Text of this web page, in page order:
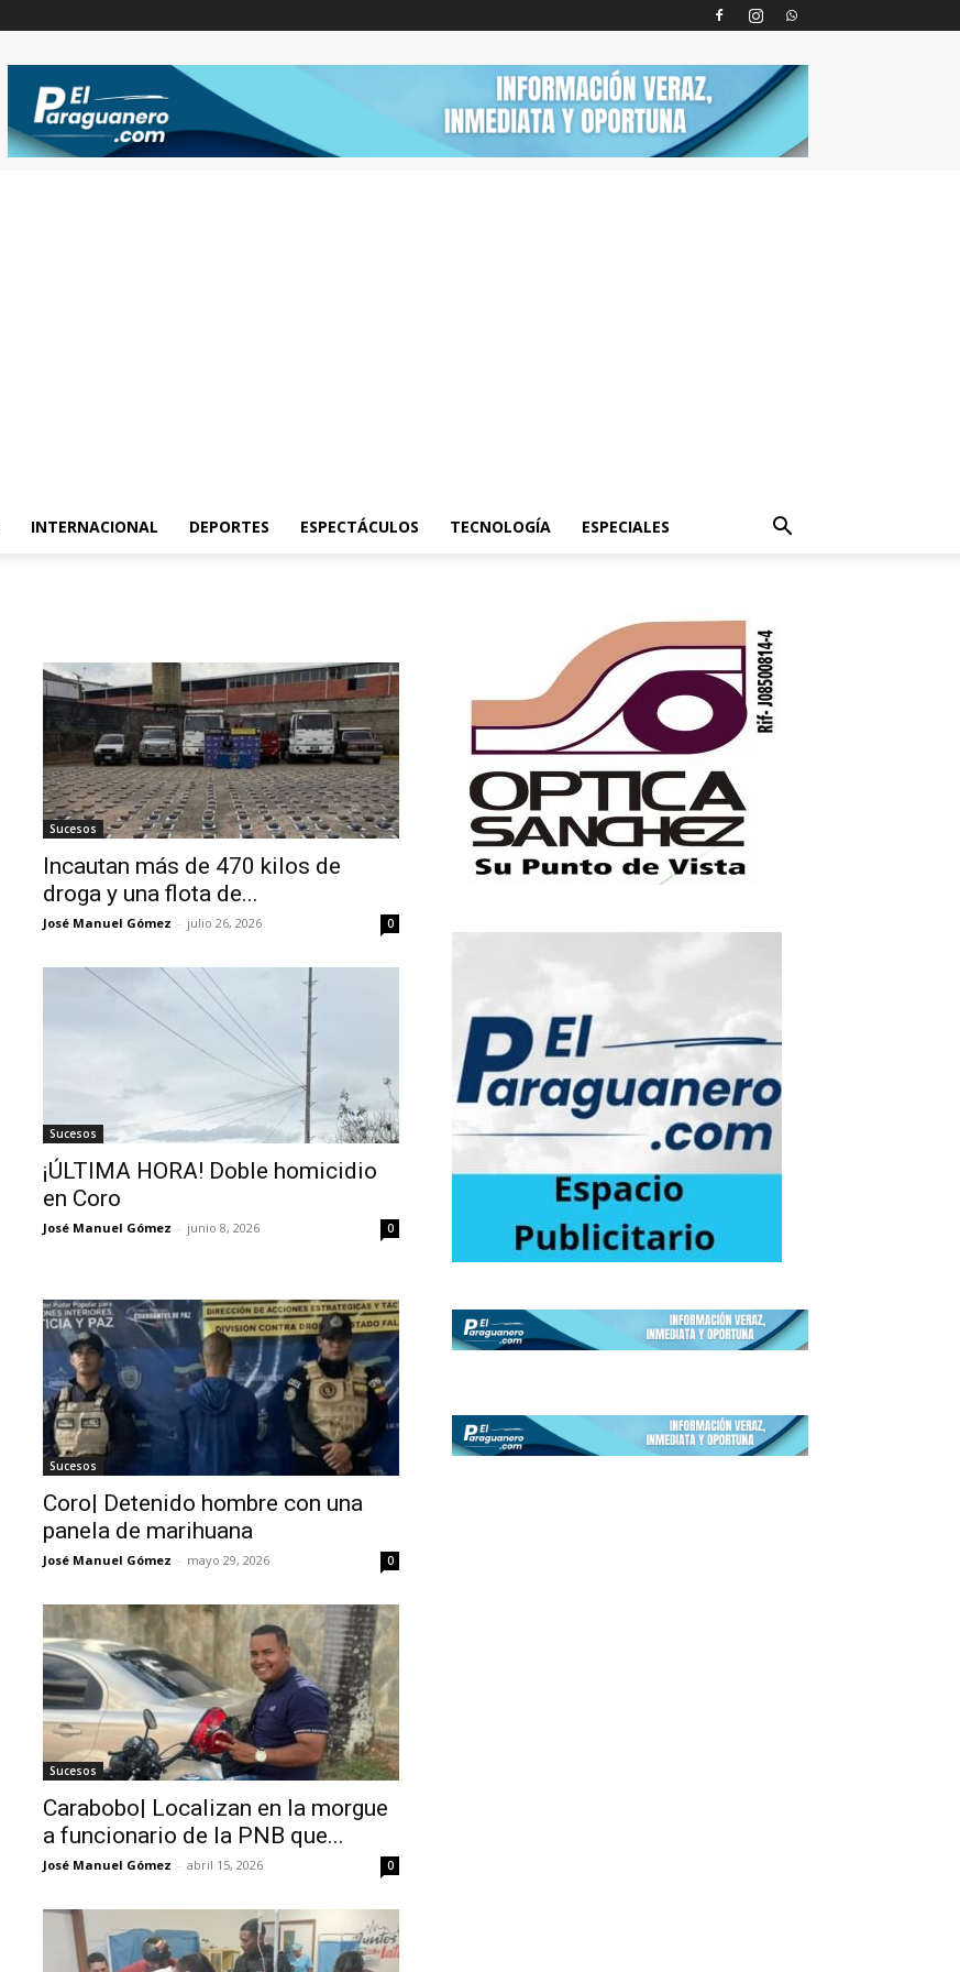
INTERNACIONAL DEPORTES ESPECTÁCULOS TECNOLOGÍA ESPECIALES
Sucesos
Incautan más de 470 kilos de
droga y una flota de...
José Manuel Gómez - julio 26, 2026 0
Sucesos
¡ÚLTIMA HORA! Doble homicidio
en Coro
José Manuel Gómez - junio 8, 2026 0
Sucesos
Coro| Detenido hombre con una
panela de marihuana
José Manuel Gómez - mayo 29, 2026 0
Sucesos
Carabobo| Localizan en la morgue
a funcionario de la PNB que...
José Manuel Gómez - abril 15, 2026 0